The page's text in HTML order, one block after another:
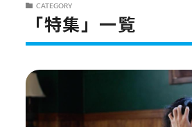
CATEGORY
「特集」一覧